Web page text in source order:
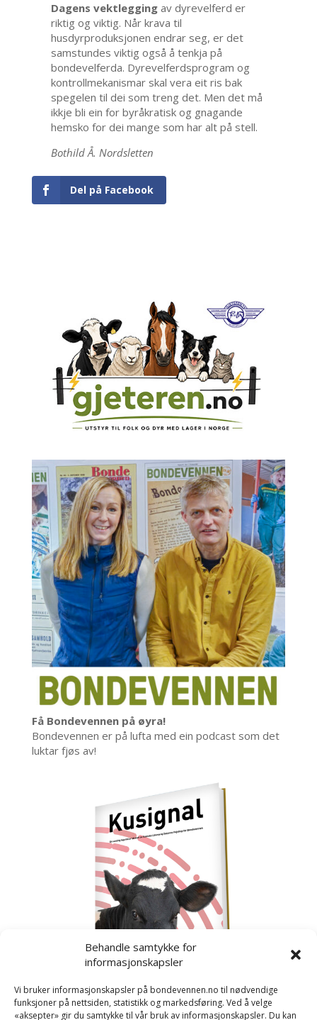
Behandle samtykke for
informasjonskapsler
Vi bruker informasjonskapsler på bondevennen.no til nødvendige
funksjoner på nettsiden, statistikk og markedsføring. Ved å velge
«aksepter» gir du samtykke til vår bruk av informasjonskapsler. Du kan
Dagens vektleggingav dyrevelferd er
riktig og viktig. Når krava til
husdyrproduksjonen endrar seg, er det
samstundes viktig også å tenkja på
bondevelferda. Dyrevelferdsprogram og
kontrollmekanismar skal vera eit ris bak
spegelen til dei som treng det. Men det må
ikkje bli ein for byråkratisk og gnagande
hemsko for dei mange som har alt på stell.
Bothild Å. Nordsletten
Del på Facebook
Få Bondevennen på øyra!
Bondevennen er på lufta med ein podcast som det
luktar fjøs av!